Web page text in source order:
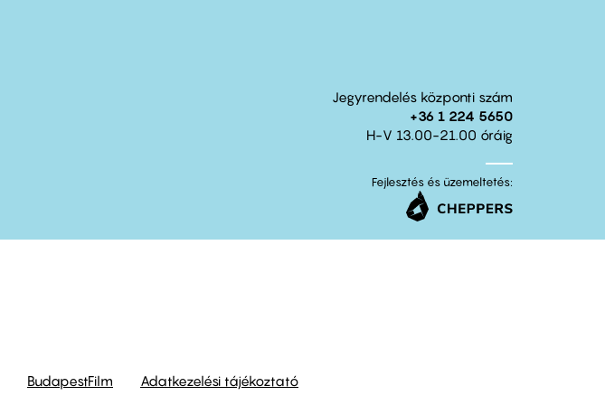
Jegyrendelés központi szám
+36 1 224 5650
H-V 13.00-21.00 óráig
Fejlesztés és üzemeltetés:
BudapestFilm Adatkezelési tájékoztató